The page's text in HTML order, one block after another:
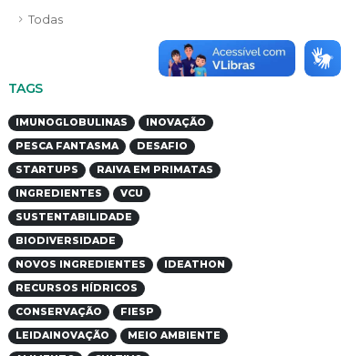
Todas
TAGS
IMUNOGLOBULINAS
INOVAÇÃO
PESCA FANTASMA
DESAFIO
STARTUPS
RAIVA EM PRIMATAS
INGREDIENTES
VCU
SUSTENTABILIDADE
BIODIVERSIDADE
NOVOS INGREDIENTES
IDEATHON
RECURSOS HÍDRICOS
CONSERVAÇÃO
FIESP
LEIDAINOVAÇÃO
MEIO AMBIENTE